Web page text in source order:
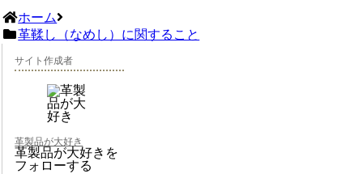
ホーム
革鞣し（なめし）に関すること
サイト作成者
革製品が大好き
革製品が大好きを
フォローする